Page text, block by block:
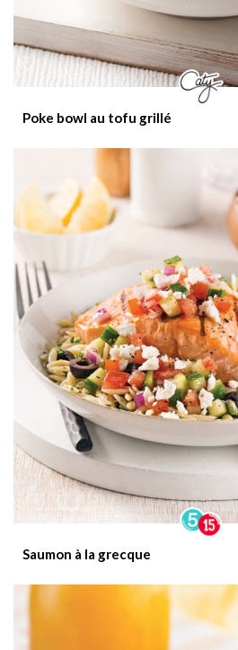
Poke bowl au tofu grillé
Saumon à la grecque